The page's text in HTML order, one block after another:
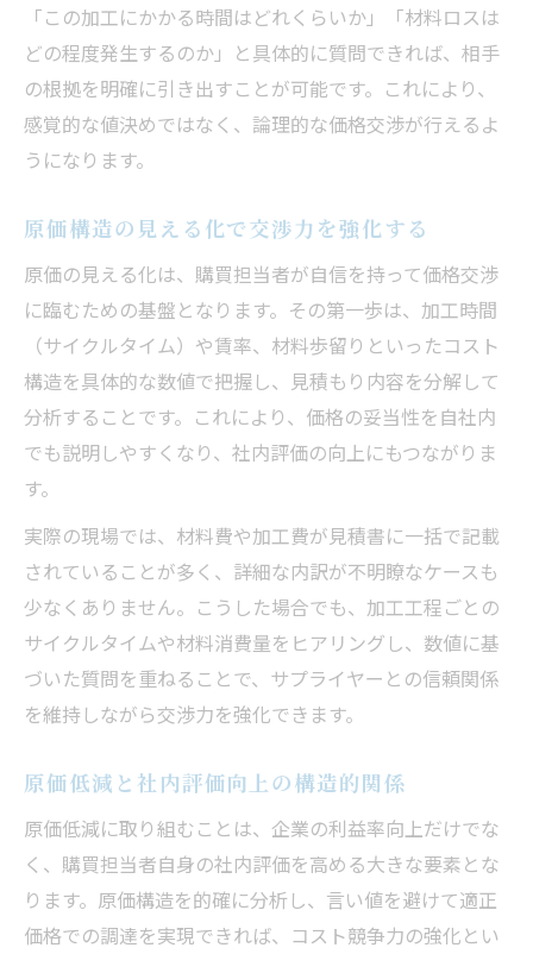
「この加工にかかる時間はどれくらいか」「材料ロスは
どの程度発生するのか」と具体的に質問できれば、相手
の根拠を明確に引き出すことが可能です。これにより、
感覚的な値決めではなく、論理的な価格交渉が行えるよ
うになります。
原価構造の見える化で交渉力を強化する
原価の見える化は、購買担当者が自信を持って価格交渉
に臨むための基盤となります。その第一歩は、加工時間
（サイクルタイム）や賃率、材料歩留りといったコスト
構造を具体的な数値で把握し、見積もり内容を分解して
分析することです。これにより、価格の妥当性を自社内
でも説明しやすくなり、社内評価の向上にもつながりま
す。
実際の現場では、材料費や加工費が見積書に一括で記載
されていることが多く、詳細な内訳が不明瞭なケースも
少なくありません。こうした場合でも、加工工程ごとの
サイクルタイムや材料消費量をヒアリングし、数値に基
づいた質問を重ねることで、サプライヤーとの信頼関係
を維持しながら交渉力を強化できます。
原価低減と社内評価向上の構造的関係
原価低減に取り組むことは、企業の利益率向上だけでな
く、購買担当者自身の社内評価を高める大きな要素とな
ります。原価構造を的確に分析し、言い値を避けて適正
価格での調達を実現できれば、コスト競争力の強化とい